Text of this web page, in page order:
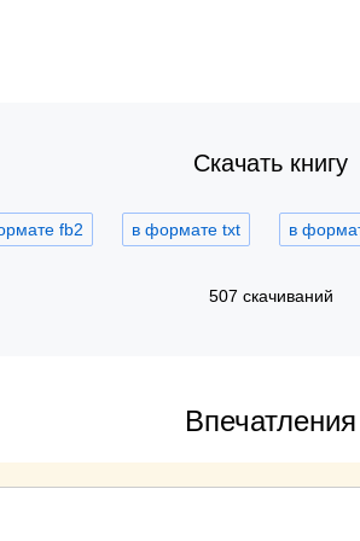
Скачать книгу
fb2 в формате txt в
507 скачиваний
Впечатления